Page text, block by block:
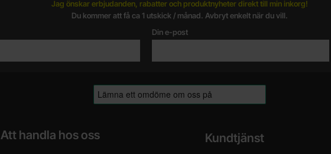
Jag önskar erbjudanden, rabatter och produktnyheter direkt till min inkorg!
Du kommer att få ca 1 utskick / månad. Avbryt enkelt när du vill.
Din e-post
Att handla hos oss Kundtjänst